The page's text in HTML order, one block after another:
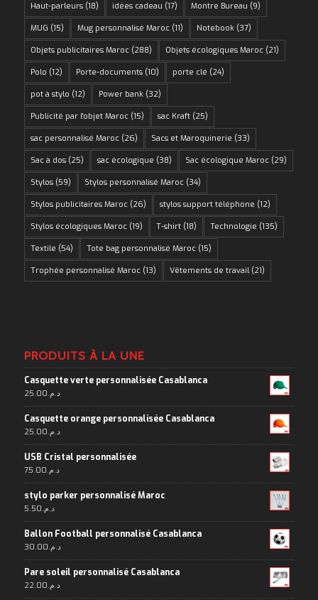
Haut-parleurs(18) idées cadeau (17) Montre Bureau (9)
MUG (15) Mug personnalisé Maroc(11) Notebook(37)
Objets publicitaires Maroc(288) Objets écologiques Maroc(21)
Polo (12) Porte-documents(10) porte clé (24)
pot à stylo (12) Power bank(32)
Publicité par l'objet Maroc(15) sac Kraft(25)
sac personnalisé Maroc(26) Sacs et Maroquinerie (33)
Sac à dos(25) sac écologique (38) Sac écologique Maroc(29)
Stylos(59) Stylos personnalisé Maroc(34)
Stylos publicitaires Maroc(26) stylos support téléphone (12)
Stylos écologiques Maroc(19) T-shirt(18) Technologie (135)
Textile (54) Tote bag personnalisé Maroc(15)
Trophée personnalisé Maroc(13) Vêtements de travail(21)
PRODUITS À LA UNE
Casquette verte personnalisée Casablanca
د.م.25.00
Casquette orange personnalisée Casablanca
د.م.25.00
USB Cristal personnalisée
د.م.75.00
stylo parker personnalisé Maroc
د.م.5.50
Ballon Football personnalisé Casablanca
د.م.30.00
Pare soleil personnalisé Casablanca
د.م.22.00